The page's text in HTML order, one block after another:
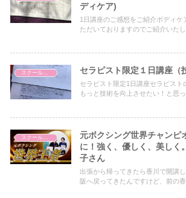
ディケア)
1日講座のご感想をご紹介ボディケ
ただいておりますのでご紹介いたし
セラピスト限定１日講座（
セラピスト限定1日講座セラピスト
もっと技術を向上させたい！と思
元ボクシング世界チャンピ
に！強く、優しく、美しく
子さん
出張から帰ってきたら香川で開講
阪へ戻ってきたんですけど、前の